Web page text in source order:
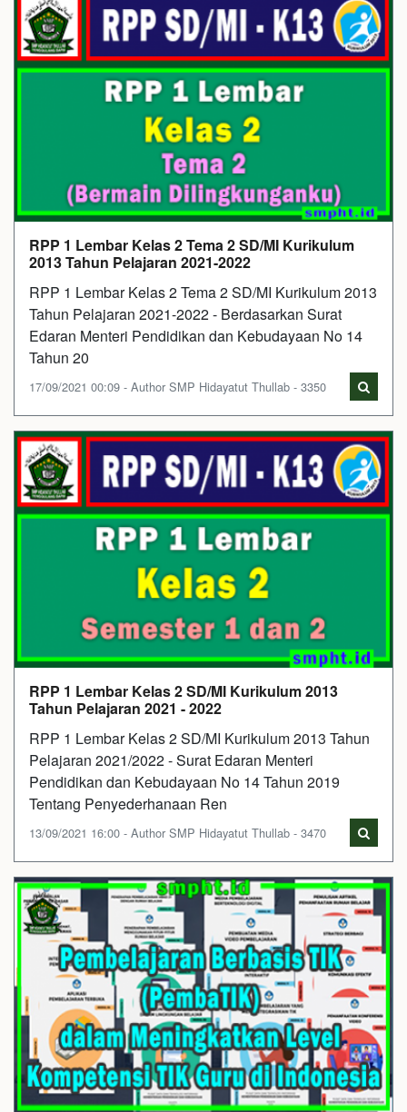
RPP 1 Lembar Kelas 2 Tema 2 SD/MI Kurikulum
2013 Tahun Pelajaran 2021-2022
RPP 1 Lembar Kelas 2 Tema 2 SD/MI Kurikulum 2013
Tahun Pelajaran 2021-2022 - Berdasarkan Surat
Edaran Menteri Pendidikan dan Kebudayaan No 14
Tahun 20
17/09/2021 00:09 - Author SMP Hidayatut Thullab - 3350
RPP 1 Lembar Kelas 2 SD/MI Kurikulum 2013
Tahun Pelajaran 2021 - 2022
RPP 1 Lembar Kelas 2 SD/MI Kurikulum 2013 Tahun
Pelajaran 2021/2022 - Surat Edaran Menteri
Pendidikan dan Kebudayaan No 14 Tahun 2019
Tentang Penyederhanaan Ren
13/09/2021 16:00 - Author SMP Hidayatut Thullab - 3470